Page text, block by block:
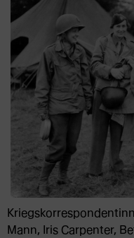
Mann, Iris Carpenter,